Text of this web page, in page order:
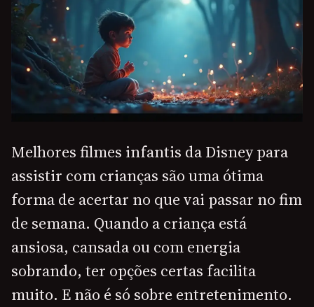
Melhores filmes infantis da Disney para
assistir com crianças são uma ótima
forma de acertar no que vai passar no fim
de semana. Quando a criança está
ansiosa, cansada ou com energia
sobrando, ter opções certas facilita
muito. E não é só sobre entretenimento.